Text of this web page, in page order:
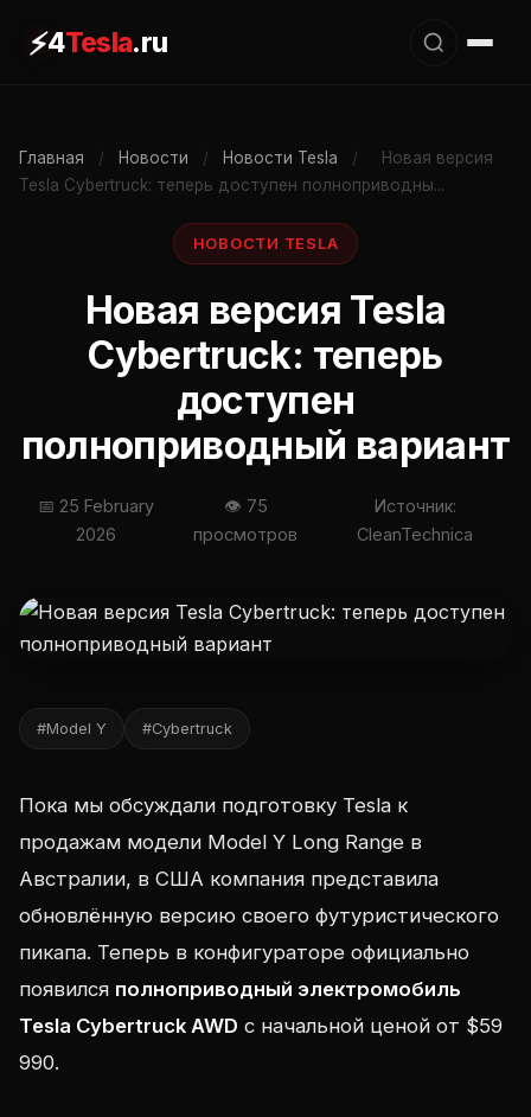
⚡4Tesla.ru
Главная / Новости / Новости Tesla /
Новая версия
Tesla Cybertruck: теперь доступен полноприводны...
НОВОСТИ TESLA
Новая версия Tesla
Cybertruck: теперь
доступен
полноприводный вариант
📅 25 February
2026
👁 75
просмотров
Источник:
CleanTechnica
#Model Y #Cybertruck
Пока мы обсуждали подготовку Tesla к
продажам модели Model Y Long Range в
Австралии, в США компания представила
обновлённую версию своего футуристического
пикапа. Теперь в конфигураторе официально
появился полноприводный электромобиль
Tesla Cybertruck AWD с начальной ценой от $59
990.